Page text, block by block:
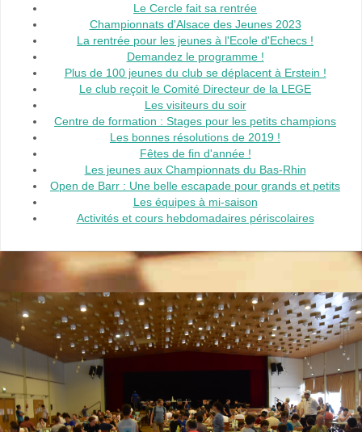
Le Cercle fait sa rentrée
Championnats d'Alsace des Jeunes 2023
La rentrée pour les jeunes à l'Ecole d'Echecs !
Demandez le programme !
Plus de 100 jeunes du club se déplacent à Erstein !
Le club reçoit le Comité Directeur de la LEGE
Les visiteurs du soir
Centre de formation : Stages pour les petits champions
Les bonnes résolutions de 2019 !
Fêtes de fin d'année !
Les jeunes aux Championnats du Bas-Rhin
Open de Barr : Une belle escapade pour grands et petits
Les équipes à mi-saison
Activités et cours hebdomadaires périscolaires